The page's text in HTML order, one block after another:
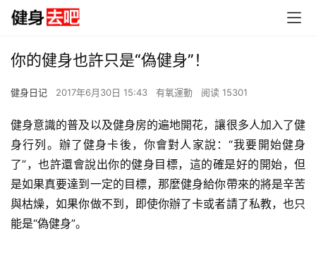
你的健身也許只是“偽健身”！
健身日记 2017年6月30日 15:43 有氧運動 阅读 15301
健身意識的普及以及健身房的遍地開花，讓很多人加入了健
身行列。辦了健身卡後，你會對人家說：“我要開始健身
了”，也許還會說出你的健身目標，這的確是好的開始，但
是如果真要達到一定的目標，那麼健身給你帶來的將是辛苦
與枯燥，如果你做不到，即使你辦了卡或者請了私教，也只
能是“偽健身”。